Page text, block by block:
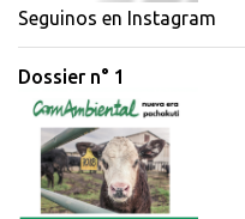
i
o
s
Seguinos en Instagram
Dossier n° 1